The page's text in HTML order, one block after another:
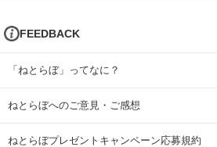
FEEDBACK
「ねとらぼ」ってなに？
ねとらぼへのご意見・ご感想
ねとらぼプレゼントキャンペーン応募規約